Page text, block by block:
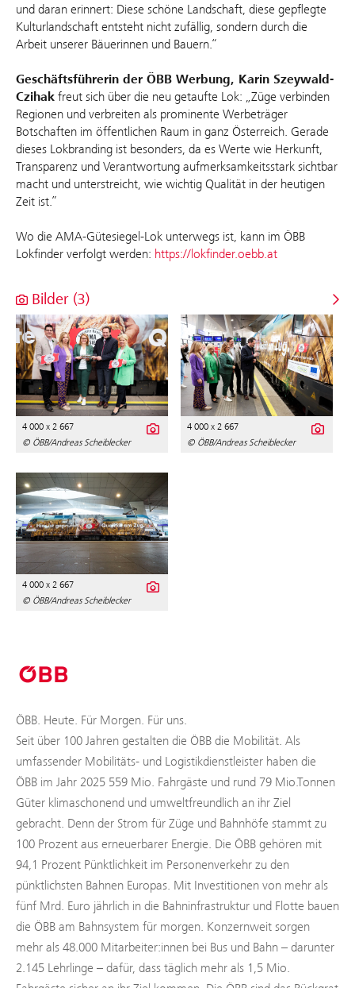
und daran erinnert: Diese schöne Landschaft, diese gepflegte
Kulturlandschaft entsteht nicht zufällig, sondern durch die
Arbeit unserer Bäuerinnen und Bauern.“
Geschäftsführerin der ÖBB Werbung, Karin Szeywald-
Czihak freut sich über die neu getaufte Lok: „Züge verbinden
Regionen und verbreiten als prominente Werbeträger
Botschaften im öffentlichen Raum in ganz Österreich. Gerade
dieses Lokbranding ist besonders, da es Werte wie Herkunft,
Transparenz und Verantwortung aufmerksamkeitsstark sichtbar
macht und unterstreicht, wie wichtig Qualität in der heutigen
Zeit ist.”
Wo die AMA-Gütesiegel-Lok unterwegs ist, kann im ÖBB
Lokfinder verfolgt werden: https://lokfinder.oebb.at
Bilder (3)
4 000 x 2 667
© ÖBB/Andreas Scheiblecker
4 000 x 2 667
© ÖBB/Andreas Scheiblecker
4 000 x 2 667
© ÖBB/Andreas Scheiblecker
ÖBB. Heute. Für Morgen. Für uns.
Seit über 100 Jahren gestalten die ÖBB die Mobilität. Als
umfassender Mobilitäts- und Logistikdienstleister haben die
ÖBB im Jahr 2025 559 Mio. Fahrgäste und rund 79 Mio.Tonnen
Güter klimaschonend und umweltfreundlich an ihr Ziel
gebracht. Denn der Strom für Züge und Bahnhöfe stammt zu
100 Prozent aus erneuerbarer Energie. Die ÖBB gehören mit
94,1 Prozent Pünktlichkeit im Personenverkehr zu den
pünktlichsten Bahnen Europas. Mit Investitionen von mehr als
fünf Mrd. Euro jährlich in die Bahninfrastruktur und Flotte bauen
die ÖBB am Bahnsystem für morgen. Konzernweit sorgen
mehr als 48.000 Mitarbeiter:innen bei Bus und Bahn – darunter
2.145 Lehrlinge – dafür, dass täglich mehr als 1,5 Mio.